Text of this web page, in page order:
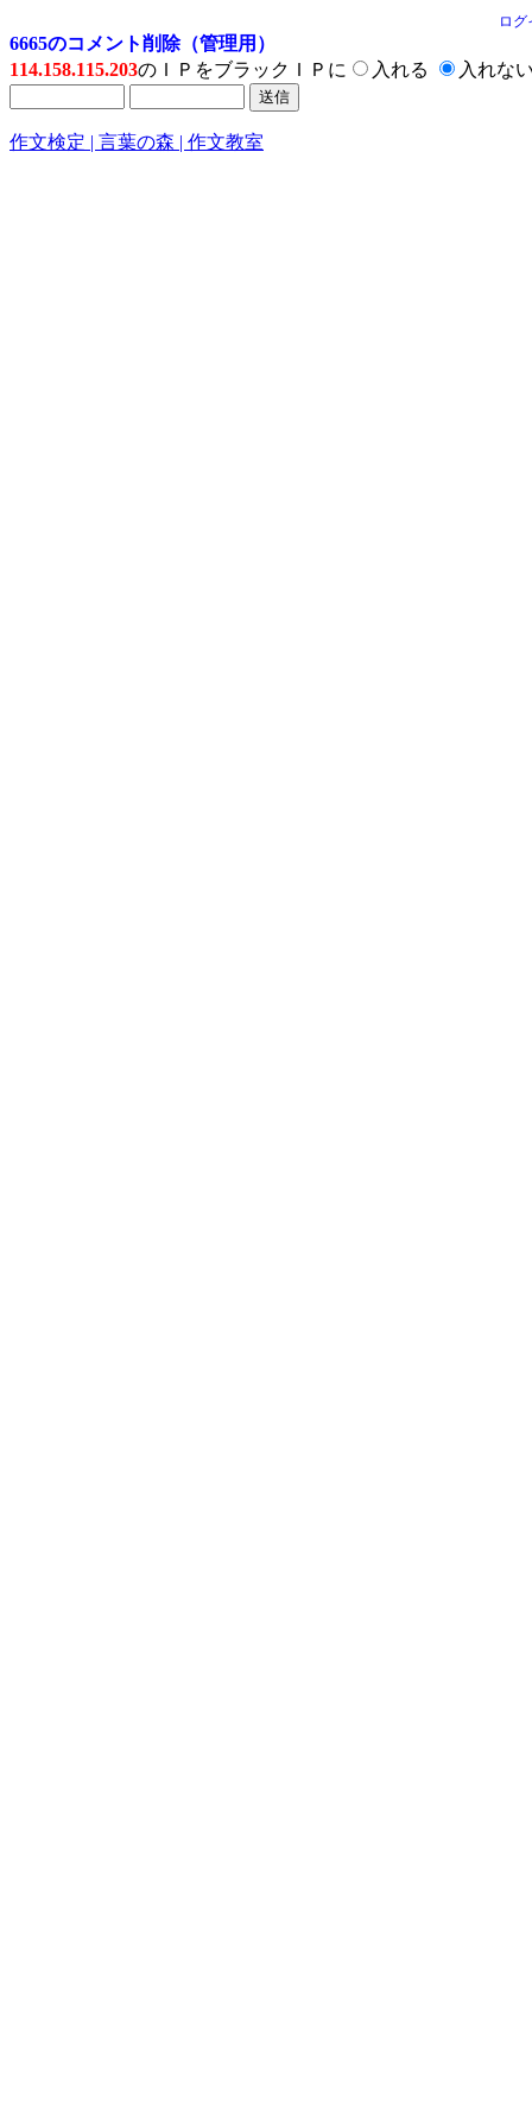
ログ
6665のコメント削除（管理用）
114.158.115.203のＩＰをブラックＩＰに 入れる 入れな
作文検定 | 言葉の森 | 作文教室